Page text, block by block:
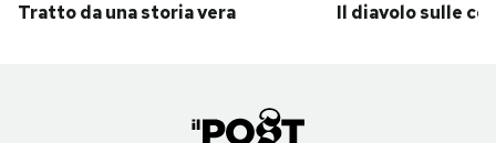
Tratto da una storia vera Il diavolo sulle